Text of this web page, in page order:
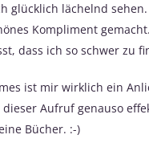
glücklich lächelnd
Kompliment
dass ich so schwer zu
ist mir wirklich ein
Aufruf genauso
Bücher. :-)